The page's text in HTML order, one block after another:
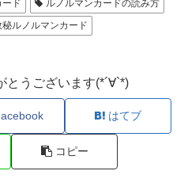
ード
ルノルマンカードの読み方
秘ルノルマンカード
とうございます(*´∀`*)
はてブ
コピー